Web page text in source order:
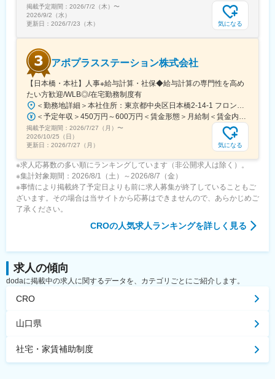
掲載予定期間： 2026/7/2（木） 〜
2026/9/2（水）
更新日： 2026/7/23（木） 気になる
アポプラスステーション株式会社
【日本橋・本社】人事※給与計算・社保◆給与計算の専門性を高め
たい方歓迎/WLB◎/在宅勤務制度有
＜勤務地詳細＞本社住所：東京都中央区日本橋2-14-1 フロントプレイス日本橋勤務地最寄駅：各線／日本橋駅受動喫煙対策：敷地内喫煙可能場所あり変更の範囲：会社の定める事業所
＜予定年収＞450万円～600万円＜賃金形態＞月給制＜賃金内訳＞月額（基本給）：243,000円～330,300円固定残業手当/月：57,000円～77,700円（固定残業時間30時間0分/月）超過した時間外労働の残業手当は追加支給＜月給＞300,000円～408,000円（一律手当を含む）＜昇給有無＞有＜残業手当＞有＜給与補足＞※上記金額にスキル・ご経験に応じて加算する可能性がございます※給与詳細は、経験・スキルを考慮した上で決定。■昇給：年1回（4月）賃金はあくまでも目安の金額であり、選考を通じて上下する可能性があります。月給(月額)は固定手当を含めた表記です。
掲載予定期間： 2026/7/27（月） 〜
2026/10/25（日）
更新日： 2026/7/27（月） 気になる
※求人応募数の多い順にランキングしています（非公開求人は除く）。
※集計対象期間：2026/8/1（土）～2026/8/7（金）
※事情により掲載終了予定日よりも前に求人募集が終了していることもご
ざいます。その場合は当サイトから応募はできませんので、あらかじめご
了承ください。
CROの人気求人ランキングを詳しく見る
求人の傾向
dodaに掲載中の求人に関するデータを、カテゴリごとにご紹介します。
CRO
山口県
社宅・家賃補助制度